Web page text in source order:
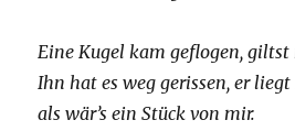
Eine Kugel kam geflogen,
Ihn hat es weg gerissen, er
als wär’s ein Stück von mir.